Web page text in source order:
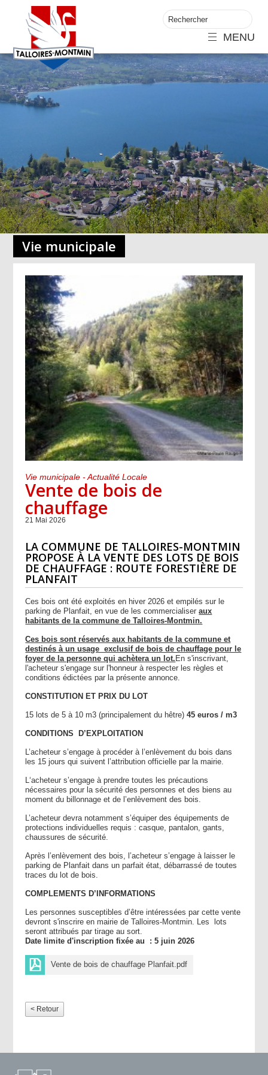
MENU
Vie municipale
Vie municipale - Actualité Locale
Vente de bois de
chauffage
21 Mai 2026
LA COMMUNE DE TALLOIRES-MONTMIN
PROPOSE À LA VENTE DES LOTS DE BOIS
DE CHAUFFAGE : ROUTE FORESTIÈRE DE
PLANFAIT
Ces bois ont été exploités en hiver 2026 et empilés sur le
parking de Planfait, en vue de les commercialiseraux
habitants de la commune de Talloires-Montmin.
Ces bois sont réservés aux habitants de la commune et
destinés à un usage exclusif de bois de chauffage pour le
foyer de la personne qui achètera un lot. En s'inscrivant,
l'acheteur s'engage sur l'honneur à respecter les règles et
conditions édictées par la présente annonce.
CONSTITUTION ET PRIX DU LOT
15 lots de 5 à 10 m3 (principalement du hêtre)45 euros / m3
CONDITIONS D’EXPLOITATION
L’acheteur s’engage à procéder à l’enlèvement du bois dans
les 15 jours qui suivent l’attribution officielle par la mairie.
L‘acheteur s’engage à prendre toutes les précautions
nécessaires pour la sécurité des personnes et des biens au
moment du billonnage et de l’enlèvement des bois.
L’acheteur devra notamment s’équiper des équipements de
protections individuelles requis : casque, pantalon, gants,
chaussures de sécurité.
Après l’enlèvement des bois, l’acheteur s’engage à laisser le
parking de Planfait dans un parfait état, débarrassé de toutes
traces du lot de bois.
COMPLEMENTS D’INFORMATIONS
Les personnes susceptibles d’être intéressées par cette vente
devront s'inscrire en mairie de Talloires-Montmin. Les lots
seront attribués par tirage au sort.
Date limite d'inscription fixée au :5 juin 2026
Vente de bois de chauffage Planfait.pdf
< Retour